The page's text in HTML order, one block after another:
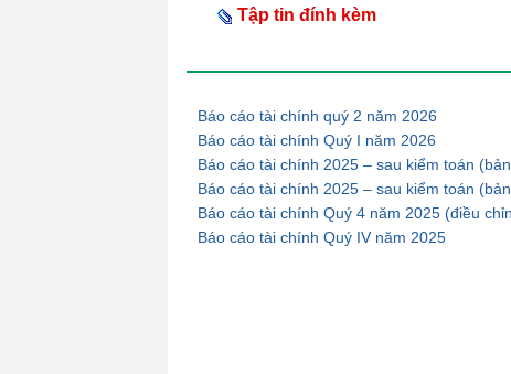
Tập tin đính kèm
Báo cáo tài chính quý 2 năm 2026
Báo cáo tài chính Quý I năm 2026
Báo cáo tài chính 2025 – sau kiểm toán
Báo cáo tài chính 2025 – sau kiểm toán
Báo cáo tài chính Quý 4 năm 2025 (điều
Báo cáo tài chính Quý IV năm 2025